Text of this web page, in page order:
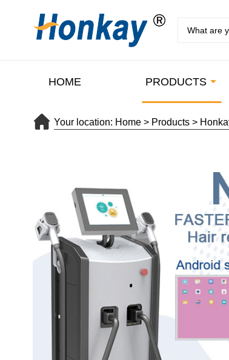
HOME PRODUCTS
Your location: Home> Products>